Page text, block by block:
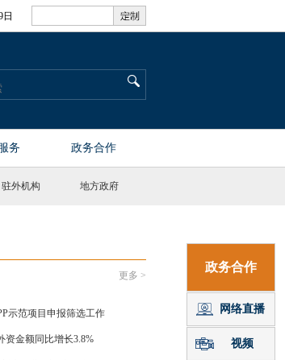
驻外机构 地方政府
更多 >
示范项目申报筛选工作
资金额同比增长3.8%